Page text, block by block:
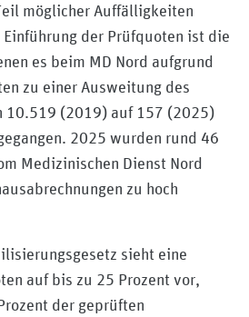
möglicher Auffälligkeiten
der Prüfquoten ist die
es beim MD Nord aufgrund
zu einer Ausweitung des
10.519 (2019) auf 157 (2025)
2025 wurden rund 46
Medizinischen Dienst Nord
zu hoch
sieht eine
auf bis zu 25 Prozent vor,
der geprüften